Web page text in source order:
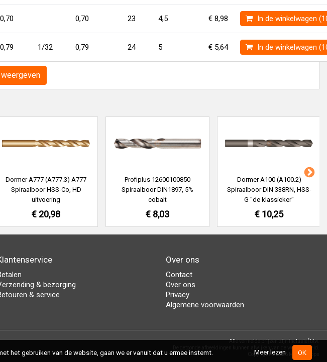
0,70 0,70 23 4,5 € 8,98 In de winkelwagen
0,79 1/32 0,79 24 5 € 5,64 In de winkelwagen
Dormer A777 (A777.3) A777
Spiraalboor HSS-Co, HD
uitvoering
€ 20,98
Profiplus 12600100850
Spiraalboor DIN1897, 5%
cobalt
€ 8,03
Dormer A100 (A100.2)
Spiraalboor DIN 338RN, HSS-
G "de klassieker"
€ 10,25
& bezorging
& service
Over ons
Contact
Over ons
Privacy
Algemene voorwaarden
Alle vermelde prijzen zijn inclusief btw.
De getoonde afbeeldingen kunnen afwijken van de werkelijkheid.
Copyright © 2026 MasterShops
het gebruiken van de website, gaan we er vanuit dat u ermee instemt. Meer lezen OK